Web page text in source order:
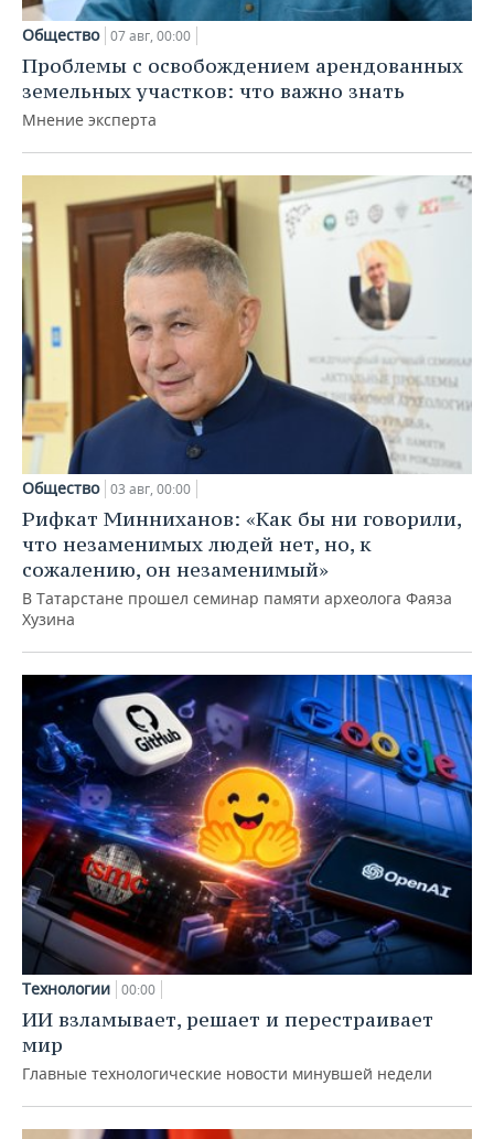
Общество 07 авг, 00:00
Проблемы с освобождением арендованных
земельных участков: что важно знать
Мнение эксперта
Общество 03 авг, 00:00
Рифкат Минниханов: «Как бы ни говорили,
что незаменимых людей нет, но, к
сожалению, он незаменимый»
В Татарстане прошел семинар памяти археолога Фаяза
Хузина
Технологии 00:00
ИИ взламывает, решает и перестраивает
мир
Главные технологические новости минувшей недели